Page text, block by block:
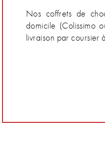
Nos coffrets de
domicile (Colissimo
livraison par coursier